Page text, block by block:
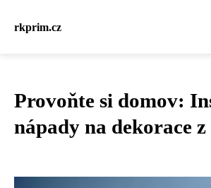
rkprim.cz
Provoňte si domov:
nápady na dekorace